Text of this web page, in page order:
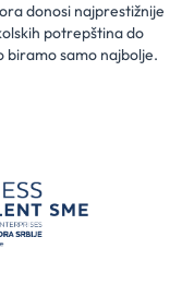
donosi najprestižnije
potrepština do
biramo samo najbolje.